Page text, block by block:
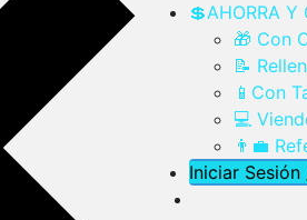
💲AHORRA Y
🎁 Con
📝
📱Con
💻
👨‍💼
Iniciar